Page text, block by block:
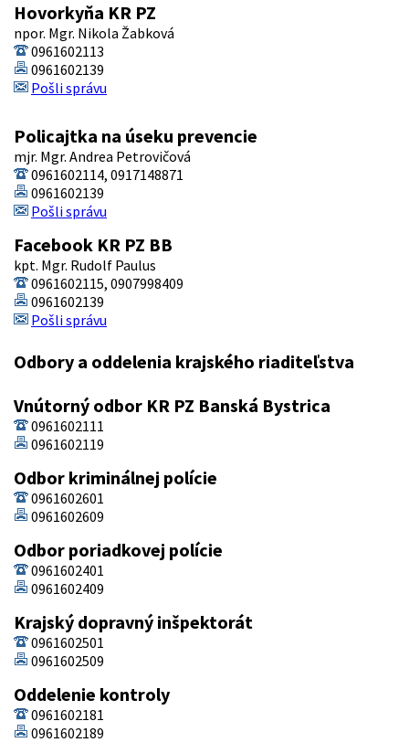
Hovorkyňa KR PZ
npor. Mgr. Nikola Žabková
0961602113
0961602139
Pošli správu
Policajtka na úseku prevencie
mjr. Mgr. Andrea Petrovičová
0961602114, 0917148871
0961602139
Pošli správu
Facebook KR PZ BB
kpt. Mgr. Rudolf Paulus
0961602115, 0907998409
0961602139
Pošli správu
Odbory a oddelenia krajského riaditeľstva
Vnútorný odbor KR PZ Banská Bystrica
0961602111
0961602119
Odbor kriminálnej polície
0961602601
0961602609
Odbor poriadkovej polície
0961602401
0961602409
Krajský dopravný inšpektorát
0961602501
0961602509
Oddelenie kontroly
0961602181
0961602189